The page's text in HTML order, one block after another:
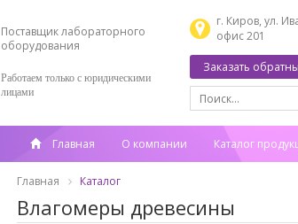
Поставщик лабораторного
оборудования
Работаем только с юридическими
лицами
г. Киров, ул.
офис 201
Заказать
Главная О компании Каталог
Главная Каталог
Влагомеры древесины